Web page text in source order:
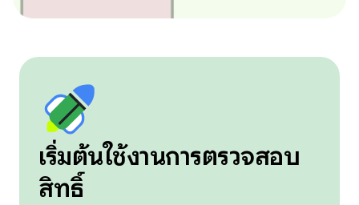
เริ่มต้นใช้งานการตรวจสอบ
สิทธิ์